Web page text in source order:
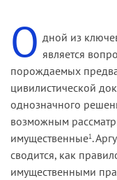
О дной из
является
порождаемых
цивилистической
однозначного
возможным
имущественные1 .
сводится, как
имущественными